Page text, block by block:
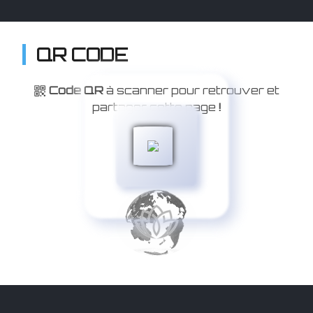
QR CODE
Code QR à scanner pour retrouver et
partager cette page !